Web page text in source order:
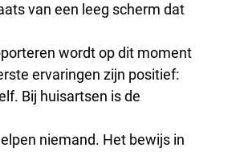
van een leeg scherm dat
wordt op dit moment
ervaringen zijn positief:
Bij huisartsen is de
niemand. Het bewijs in